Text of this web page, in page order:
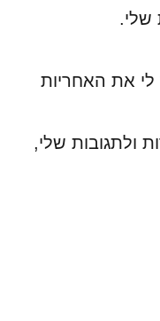
שלי.
לי את האחריות
ולתגובות שלי,